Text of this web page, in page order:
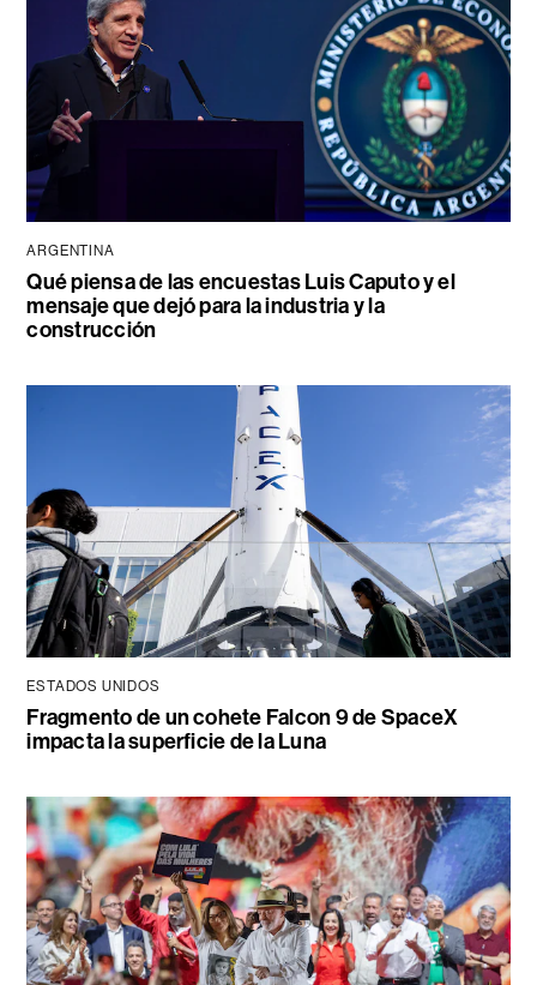
ARGENTINA
Qué piensa de las encuestas Luis Caputo y el
mensaje que dejó para la industria y la
construcción
ESTADOS UNIDOS
Fragmento de un cohete Falcon 9 de SpaceX
impacta la superficie de la Luna